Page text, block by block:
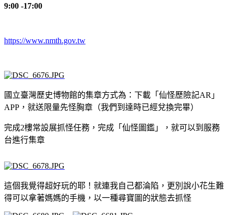
9:00 -17:00
https://www.nmth.gov.tw
國立臺灣歷史博物館的集章方式為：下載「仙怪歷險記AR」
APP，就送限量先怪胸章（我們到達時已經兌換完畢）
完成2樓常設展抓怪任務，完成「仙怪圖鑑」，就可以到服務
台進行集章
這個我覺得超好玩的耶！就連我自己都淪陷，更別說小花生難
得可以拿著媽媽的手機，以一種尋寶圖的狀態去抓怪